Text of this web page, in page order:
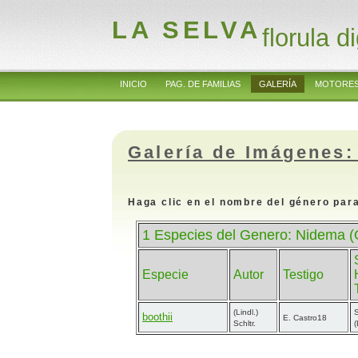
LA SELVAflorula
INICIO PAG. DE FAMILIAS GALERÍA
Galería de
Haga clic en el nombre del género
1 Especies del Genero: Nidema
Especie Autor Testigo
boothii
(Lindl.)
Schltr.
E. Castro18